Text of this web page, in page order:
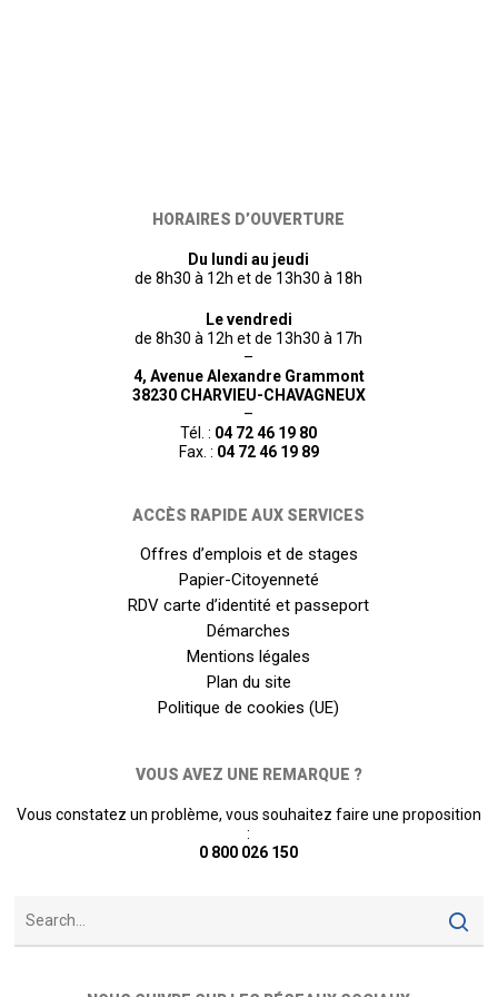
HORAIRES D’OUVERTURE
Du lundi au jeudi
de 8h30 à 12h et de 13h30 à 18h
Le vendredi
de 8h30 à 12h et de 13h30 à 17h
–
4, Avenue Alexandre Grammont
38230 CHARVIEU-CHAVAGNEUX
–
Tél. : 04 72 46 19 80
Fax. : 04 72 46 19 89
ACCÈS RAPIDE AUX SERVICES
Offres d’emplois et de stages
Papier-Citoyenneté
RDV carte d’identité et passeport
Démarches
Mentions légales
Plan du site
Politique de cookies (UE)
VOUS AVEZ UNE REMARQUE ?
Vous constatez un problème, vous souhaitez faire une proposition
:
0 800 026 150